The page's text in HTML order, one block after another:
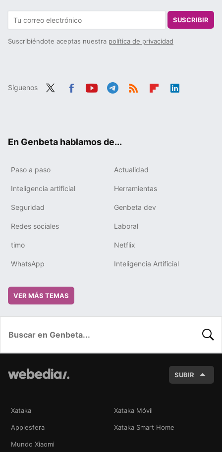
SUSCRIBIR
Suscribiéndote aceptas nuestra política de privacidad
Síguenos
En Genbeta hablamos de...
Paso a paso Actualidad
Inteligencia artificial Herramientas
Seguridad Genbeta dev
Redes sociales Laboral
timo Netflix
WhatsApp Inteligencia Artificial
VER MÁS TEMAS
SUBIR
Xataka Xataka Móvil
Applesfera Xataka Smart Home
Mundo Xiaomi